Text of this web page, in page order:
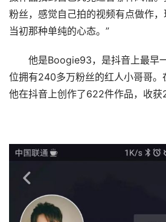
粉丝，感觉自己拍的视频有点做作
当初那种单纯的心态。”
他是Boogie93，是抖音上最早
位拥有240多万粉丝的红人小哥哥。
他在抖音上创作了622件作品，收获